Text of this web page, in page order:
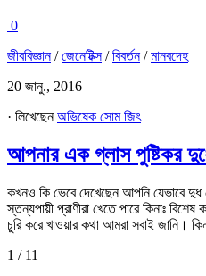
0
জীববিজ্ঞান/জেনেটিক্স/বিবর্তন/মানবদেহ
20 জানু., 2016
· লিখেছেনঅভিষেক সোম জিৎ
আপনার এক গ্লাস পুষ্টিকর
কখনও কি ভেবে দেখেছেন আপনি যেভাবে দুধ
স্তন্যপায়ী প্রাণীরা খেতে পারে কিনাঃ
চুরি করে খাওয়ার কথা আমরা সবাই জানি।
1 / 11